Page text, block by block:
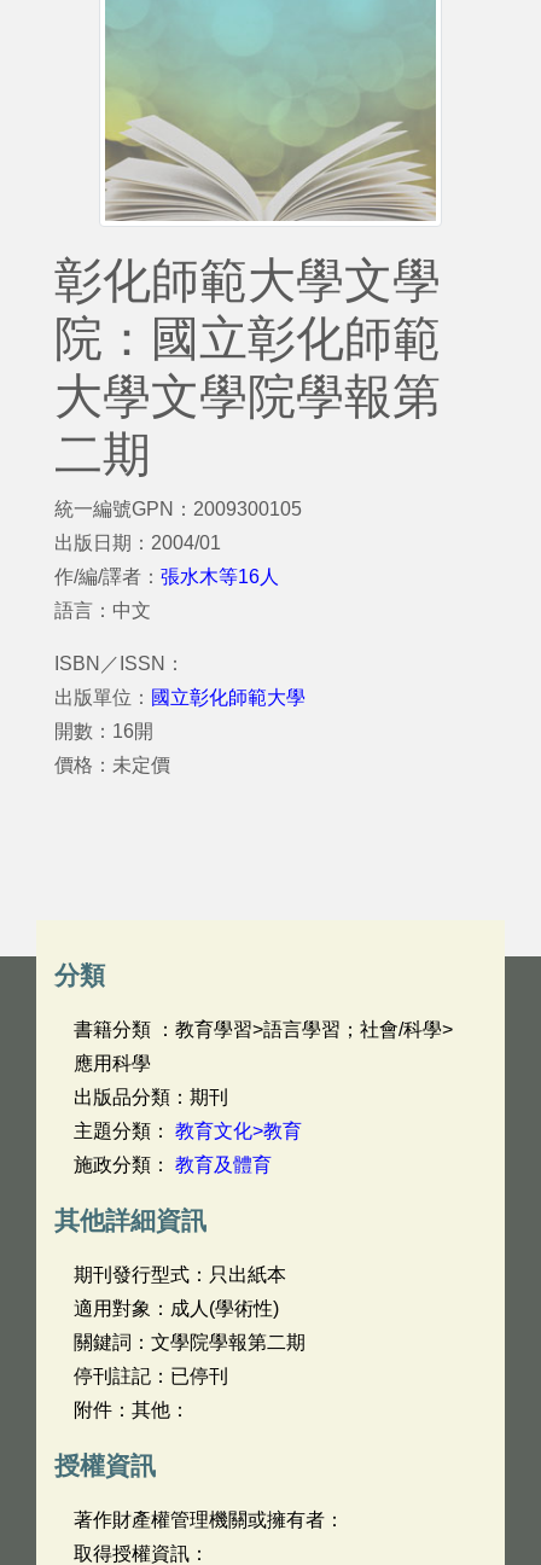
彰化師範大學文學
院：國立彰化師範
大學文學院學報第
二期
統一編號GPN：2009300105
出版日期：2004/01
作/編/譯者： 張水木等16人
語言：中文
ISBN／ISSN：
出版單位： 國立彰化師範大學
開數：16開
價格：未定價
分類
書籍分類 ：教育學習>語言學習；社會/科學>
應用科學
出版品分類：期刊
主題分類： 教育文化>教育
施政分類： 教育及體育
其他詳細資訊
期刊發行型式：只出紙本
適用對象：成人(學術性)
關鍵詞：文學院學報第二期
停刊註記：已停刊
附件：其他：
授權資訊
著作財產權管理機關或擁有者：
取得授權資訊：